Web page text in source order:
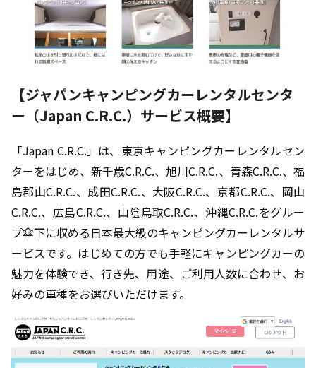
【ジャパンキャンピングカーレンタルセンタ
ー（Japan C.R.C.）サービス概要】
「Japan C.R.C.」は、東京キャンピングカーレンタルセン
ターをはじめ、新千歳C.R.C.、旭川C.R.C.、青森C.R.C.、福
島郡山C.R.C.、成田C.R.C.、大阪C.R.C.、京都C.R.C.、岡山
C.R.C.、広島C.R.C.、山陰鳥取C.R.C.、沖縄C.R.C.をグルー
プ傘下に収める日本最大級のキャンピングカーレンタルサ
ービスです。はじめての方でも手軽にキャンピングカーの
魅力を体験でき、行き先、用途、ご利用人数に合わせ、お
好みの車種をお選びいただけます。